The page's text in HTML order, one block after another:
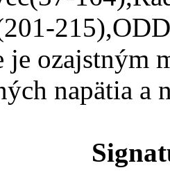
je ozajstným
napätia a